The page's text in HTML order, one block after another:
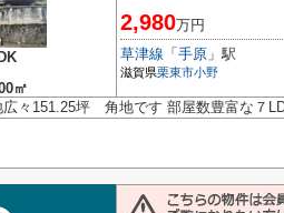
㎡
2,980万円
草津線 「 手原 」駅
滋賀県栗東市小野
広々151.25坪 角地です 部屋数豊富な７